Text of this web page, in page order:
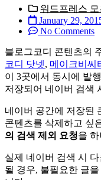
워드프레스 모
January 29,
No Comments
블로그코디 콘텐츠의
코디 닷넷, 메이크비씨
이 3곳에서 동시에 발
저장되어 네이버 검색
네이버 공간에 저장된
콘텐츠를 삭제하고 싶
의 검색 제외 요청을
실제 네이버 검색 시
될 경우, 불필요한 글